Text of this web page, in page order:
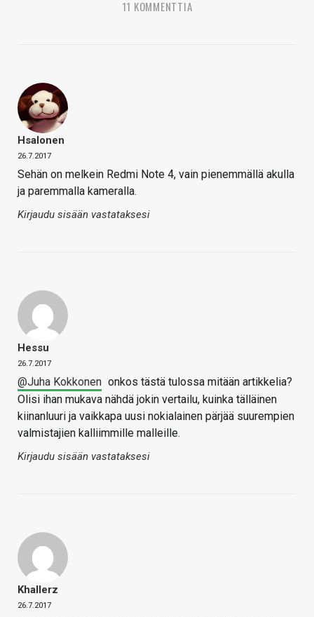
11 KOMMENTTIA
Hsalonen
26.7.2017
Sehän on melkein Redmi Note 4, vain pienemmällä akulla
ja paremmalla kameralla.
Kirjaudu sisään vastataksesi
Hessu
26.7.2017
@Juha Kokkonen onkos tästä tulossa mitään artikkelia?
Olisi ihan mukava nähdä jokin vertailu, kuinka tälläinen
kiinanluuri ja vaikkapa uusi nokialainen pärjää suurempien
valmistajien kalliimmille malleille.
Kirjaudu sisään vastataksesi
Khallerz
26.7.2017